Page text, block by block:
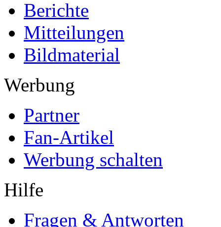
Berichte
Mitteilungen
Bildmaterial
Werbung
Partner
Fan-Artikel
Werbung schalten
Hilfe
Fragen & Antworten